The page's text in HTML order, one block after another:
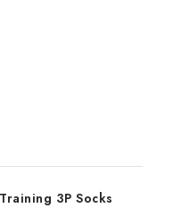
3P Socks